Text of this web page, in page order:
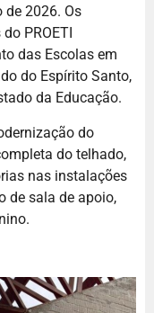
de 2026. Os
PROETI
das Escolas em
do Espírito Santo,
da Educação.
do
do telhado,
nas instalações
de sala de apoio,